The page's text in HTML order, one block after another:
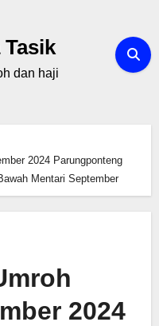
dan haji
2024 Parungponteng
Mentari September
2024